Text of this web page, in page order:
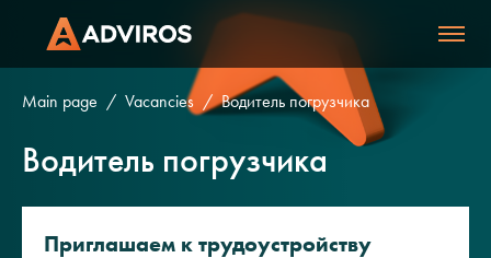
Main page Vacancies Водитель погрузчика
Водитель погрузчика
Приглашаем к трудоустройству